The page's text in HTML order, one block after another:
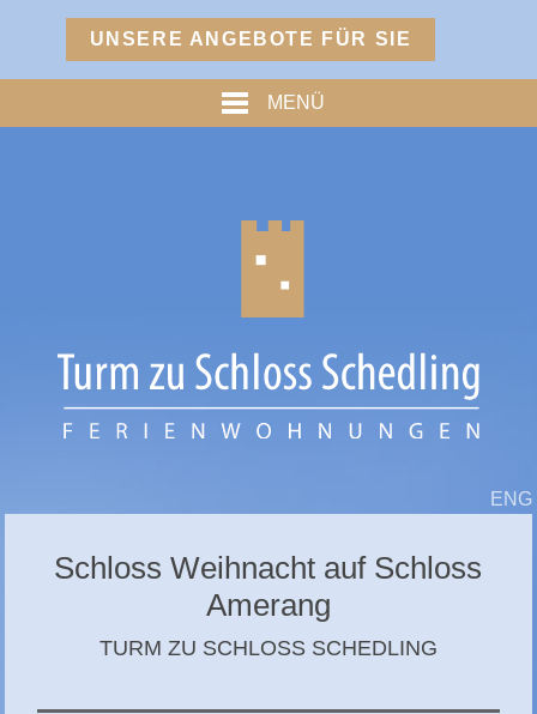
Menü
TURMPALAIS
HERZOGPALAIS
GÄSTEBUCH
UNSERE ANGEBOTE FÜR SIE
MENÜ
ENG
Schloss Weihnacht auf Schloss
Amerang
TURM ZU SCHLOSS SCHEDLING